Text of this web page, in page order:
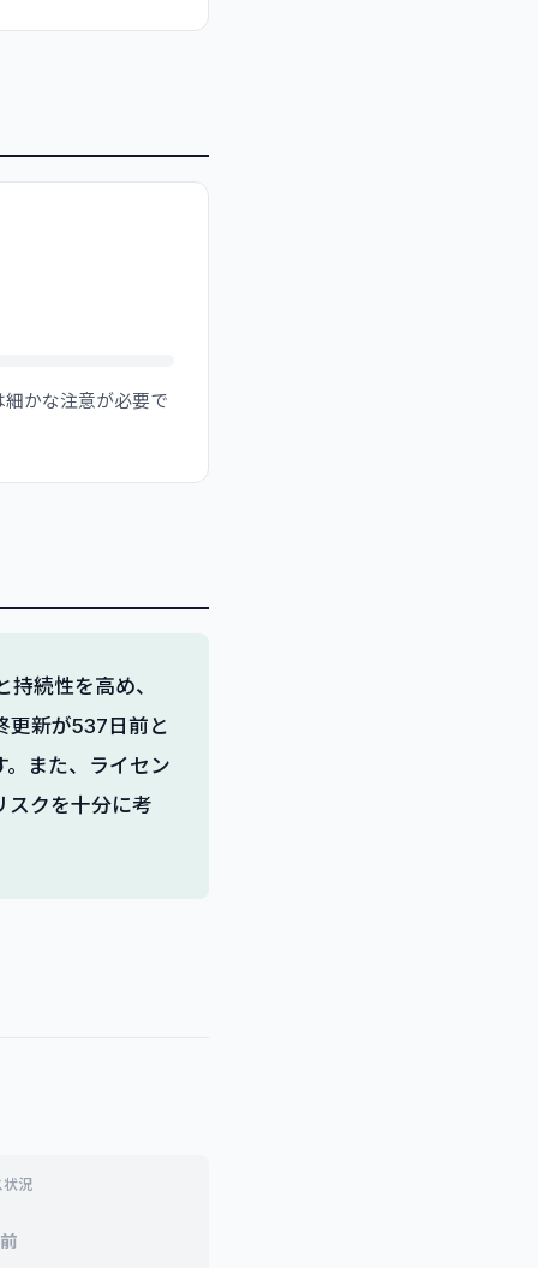
かな注意が必要で
続性を高め、
更新が537日前と
また、ライセン
スクを十分に考
状況